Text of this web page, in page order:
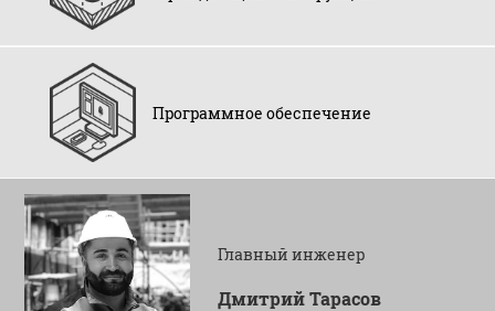
Программное обеспечение
Главный инженер
Дмитрий Тарасов